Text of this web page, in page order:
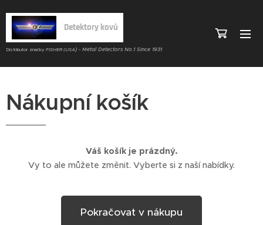
Detektory kovů
Distributor značky FISHER (USA) - Metal Detectors No.1 Since 1931
Nákupní košík
Váš košík je prázdný.
Vy to ale můžete změnit. Vyberte si z naší nabídky.
Pokračovat v nákupu